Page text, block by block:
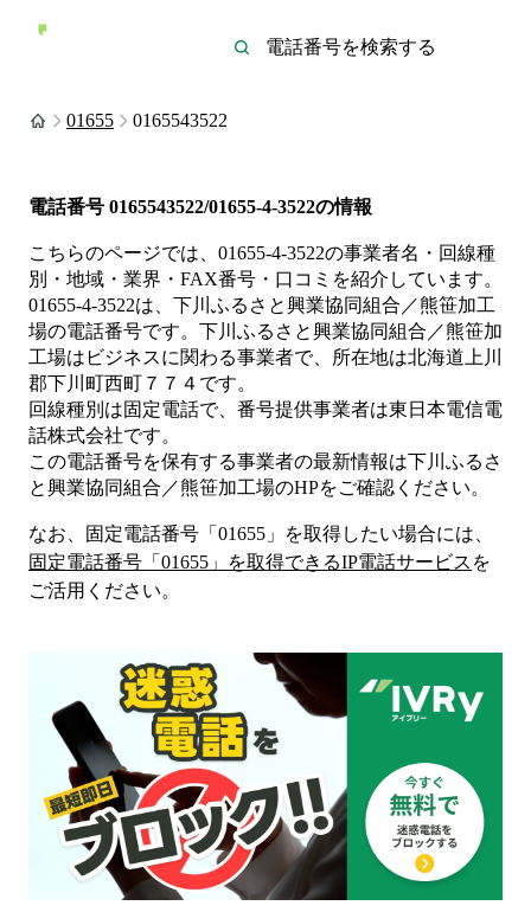
01655 0165543522
電話番号 0165543522/01655-4-3522の情報
こちらのページでは、 01655-4-3522の事業者名・回線種
別・地域・業界・FAX番号・口コミを紹介しています。
01655-4-3522は、 下川ふるさと興業協同組合／熊笹加工
場の電話番号です。 下川ふるさと興業協同組合／熊笹加
工場は ビジネスに関わる事業者で、所在地は北海道上川
郡下川町西町７７４ です。
回線種別は固定電話で、番号提供事業者は東日本電信電
話株式会社です。
この電話番号を保有する事業者の最新情報は下川ふるさ
と興業協同組合／熊笹加工場のHPをご確認ください。
なお、固定電話番号「 01655 」を取得したい場合には、
固定電話番号「 01655 」を取得できるIP電話サービス を
ご活用ください。